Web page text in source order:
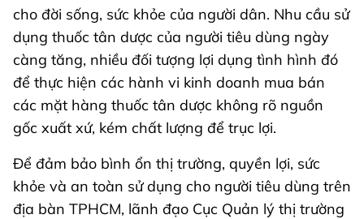
cho đời sống, sức khỏe của người dân. Nhu cầu sử
dụng thuốc tân dược của người tiêu dùng ngày
càng tăng, nhiều đối tượng lợi dụng tình hình đó
để thực hiện các hành vi kinh doanh mua bán
các mặt hàng thuốc tân dược không rõ nguồn
gốc xuất xứ, kém chất lượng để trục lợi.
Để đảm bảo bình ổn thị trường, quyền lợi, sức
khỏe và an toàn sử dụng cho người tiêu dùng trên
địa bàn TPHCM, lãnh đạo Cục Quản lý thị trường